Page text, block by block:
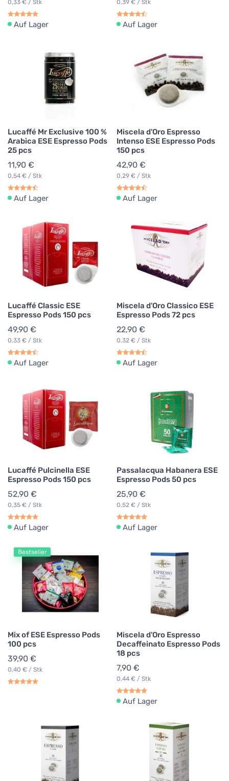
0,33 € / Stk
Auf Lager
0,39 € / Stk
Auf Lager
Lucaffé Mr Exclusive 100 %
Arabica ESE Espresso Pods
25 pcs
11,90 €
0,54 € / Stk
Auf Lager
Miscela d'Oro Espresso
Intenso ESE Espresso Pods
150 pcs
42,90 €
0,29 € / Stk
Auf Lager
Lucaffé Classic ESE
Espresso Pods 150 pcs
49,90 €
0,33 € / Stk
Auf Lager
Miscela d'Oro Classico ESE
Espresso Pods 72 pcs
22,90 €
0,32 € / Stk
Auf Lager
Lucaffé Pulcinella ESE
Espresso Pods 150 pcs
52,90 €
0,35 € / Stk
Auf Lager
Passalacqua Habanera ESE
Espresso Pods 50 pcs
25,90 €
0,52 € / Stk
Auf Lager
Bestseller
Mix of ESE Espresso Pods
100 pcs
39,90 €
0,40 € / Stk
Miscela d'Oro Espresso
Decaffeinato Espresso Pods
18 pcs
7,90 €
0,44 € / Stk
Auf Lager